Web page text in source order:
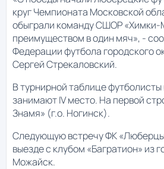
круг Чемпионата Московской
обыграли команду СШОР
преимуществом в один мяч», -
Федерации футбола городского
Сергей Стрекаловский.
В турнирной таблице
занимают IV место. На первой
Знамя» (г.о. Ногинск).
Следующую встречу ФК
выезде с клубом «Багратион» из
Можайск.